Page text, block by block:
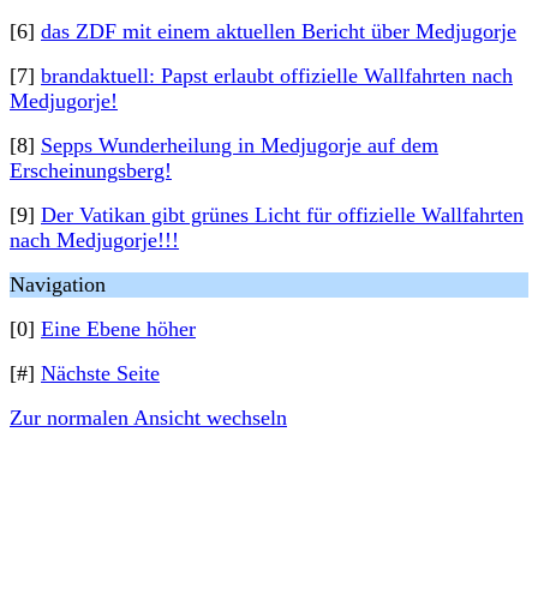
[6] das ZDF mit einem aktuellen Bericht über Medjugorje
[7] brandaktuell: Papst erlaubt offizielle Wallfahrten nach
Medjugorje!
[8] Sepps Wunderheilung in Medjugorje auf dem
Erscheinungsberg!
[9] Der Vatikan gibt grünes Licht für offizielle Wallfahrten
nach Medjugorje!!!
Navigation
[0] Eine Ebene höher
[#] Nächste Seite
Zur normalen Ansicht wechseln